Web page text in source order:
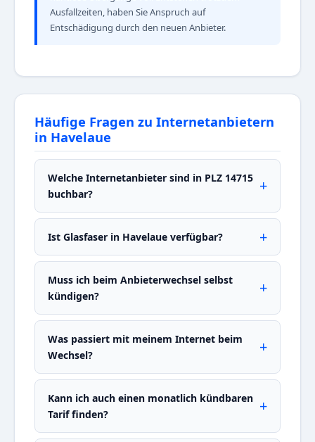
Ausfallzeiten, haben Sie Anspruch auf
Entschädigung durch den neuen Anbieter.
Häufige Fragen zu Internetanbietern
in Havelaue
Welche Internetanbieter sind in PLZ 14715
buchbar?
Ist Glasfaser in Havelaue verfügbar?
Muss ich beim Anbieterwechsel selbst
kündigen?
Was passiert mit meinem Internet beim
Wechsel?
Kann ich auch einen monatlich kündbaren
Tarif finden?